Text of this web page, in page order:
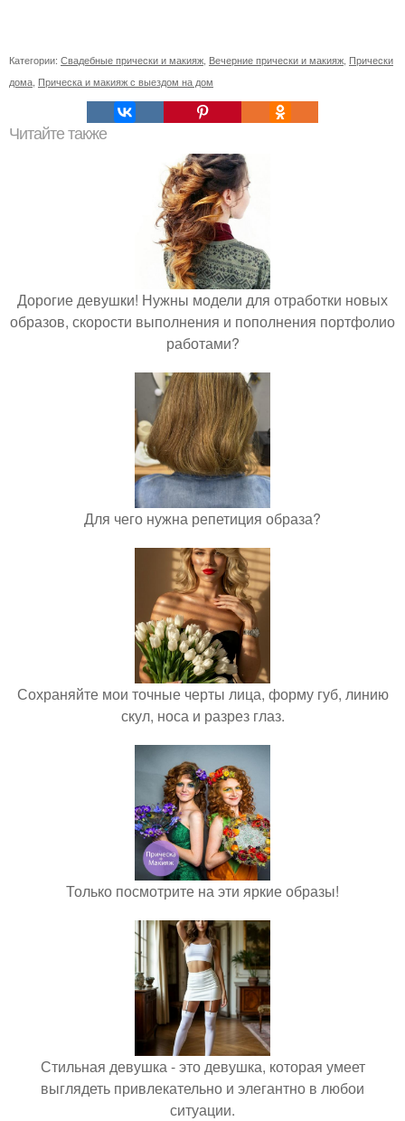
Категории: Свадебные прически и макияж Вечерние прически и макияж Прически
дома Прическа и макияж с выездом на дом
Читайте также
Дорогие девушки! Нужны модели для отработки новых
образов, скорости выполнения и пополнения портфолио
работами?
Для чего нужна репетиция образа?
Сохраняйте мои точные черты лица, форму губ, линию
скул, носа и разрез глаз.
Только посмотрите на эти яркие образы!
Стильная девушка - это девушка, которая умеет
выглядеть привлекательно и элегантно в любои
ситуации.